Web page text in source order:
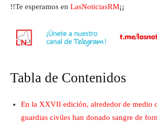
!!Te esperamos en LasNoticiasRM¡¡
Tabla de Contenidos
En la XXVII edición, alrededor de medio
guardias civiles han donado sangre de